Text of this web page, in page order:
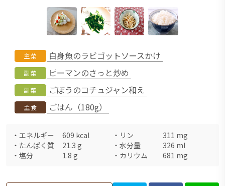
主菜 白身魚のラビゴットソースかけ
副菜 ピーマンのさっと炒め
副菜 ごぼうのコチュジャン和え
主食 ごはん（180g）
・ エネルギー 609 kcal ・ リン 311 mg
・ たんぱく質 21.3 g ・ 水分量 326 ml
・ 塩分 1.8 g ・ カリウム 681 mg